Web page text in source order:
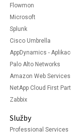
Flowmon
Microsoft
Splunk
Cisco Umbrella
AppDynamics -
Palo Alto Networks
Amazon Web Services
NetApp Cloud First
Zabbix
Služby
Professional Services